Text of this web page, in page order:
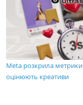
Meta розкрила
оцінюють креативи